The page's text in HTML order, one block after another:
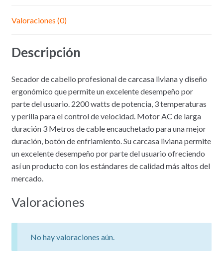
Valoraciones (0)
Descripción
Secador de cabello profesional de carcasa liviana y diseño
ergonómico que permite un excelente desempeño por
parte del usuario. 2200 watts de potencia, 3 temperaturas
y perilla para el control de velocidad. Motor AC de larga
duración 3 Metros de cable encauchetado para una mejor
duración, botón de enfriamiento. Su carcasa liviana permite
un excelente desempeño por parte del usuario ofreciendo
así un producto con los estándares de calidad más altos del
mercado.
Valoraciones
No hay valoraciones aún.